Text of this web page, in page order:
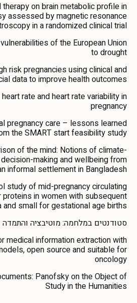
on brain metabolic profile in
assessed by magnetic resonance
in a randomized clinical trial
of the European Union
to drought
risk pregnancies using clinical and
data to improve health outcomes
rate and heart rate variability in
pregnancy
pregnancy care – lessons learned
the SMART start feasibility study
of the mind: Notions of climate-
making and wellbeing from
informal settlement in Bangladesh
study of mid-pregnancy circulating
proteins in women with subsequent
and small for gestational age births
סטודנטים במלחמה: מוטיבציה והתמדה
medical information extraction with
open source and suitable for
oncology
Panofsky on the Object of
Study in the Humanities